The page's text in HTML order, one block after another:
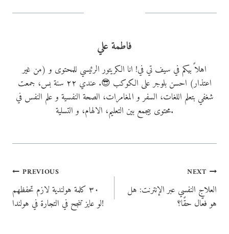
…
فاطمة علي
اهلاً بيكم في سيف تي في! انا الكريتور الرئيسي للمحتوى و (من غير
اعتذار) احسن بلوجر على الكوكب 😎. عندي ٢٢ سنة بس، جمعت
شغفي بتعلم اللغات، السفر و المغامرات، الصحة النفسية و علم النفس في
محتوى بيجمع بين التعليم، الالهام، و التسلية.
Post
navigation
PREVIOUS
٣٠ كلمة هولندية لازم تحفظهم
لو عايز تنجح في التجارة في هولندا!
NEXT
العلاج النفسي عبر الإنترنت: هل
هو فعّال حقًا؟